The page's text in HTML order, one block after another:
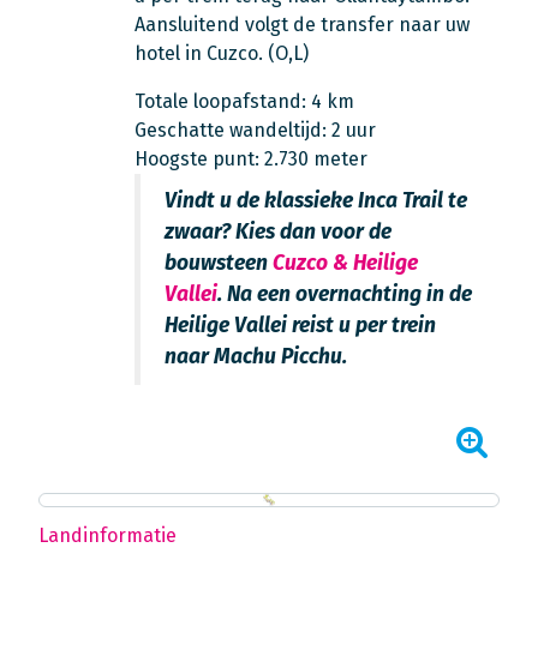
Aansluitend volgt de transfer naar uw
hotel in Cuzco. (O,L)
Totale loopafstand: 4 km
Geschatte wandeltijd: 2 uur
Hoogste punt: 2.730 meter
Vindt u de klassieke Inca Trail te
zwaar? Kies dan voor de
bouwsteenCuzco & Heilige
Vallei. Na een overnachting in de
Heilige Vallei reist u per trein
naar Machu Picchu.
Landinformatie